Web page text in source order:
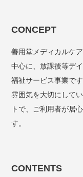
CONCEPT
善用堂メディカルケ
中心に、放課後等デ
福祉サービス事業で
雰囲気を大切にして
トで、ご利用者が居
す。
CONTENTS